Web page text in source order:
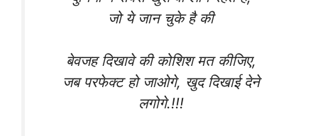
जो ये जान चुके है की
बेवजह दिखावे की कोशिश मत कीजिए,
जब परफेक्ट हो जाओगे, खुद दिखाई देने
लगोगे.!!!